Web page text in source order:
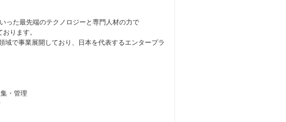
った最先端のテクノロジーと専門人材の力で
ります。
で事業展開しており、日本を代表するエンタープラ
・管理